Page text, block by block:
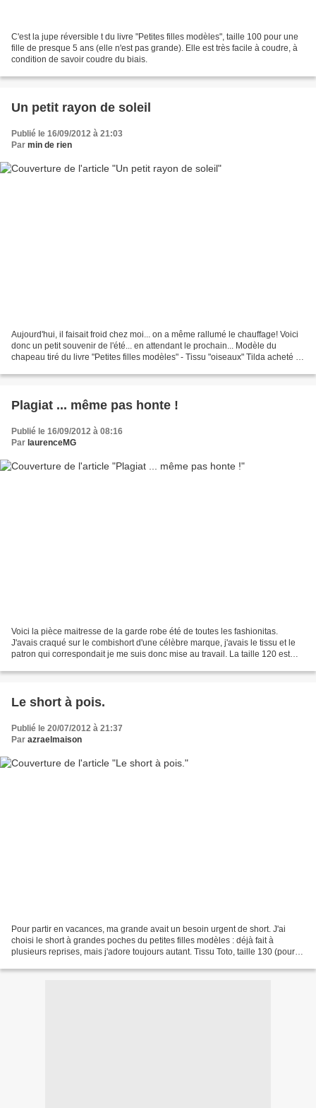
C'est la jupe réversible t du livre "Petites filles modèles", taille 100 pour une
fille de presque 5 ans (elle n'est pas grande). Elle est très facile à coudre, à
condition de savoir coudre du biais.
Un petit rayon de soleil
Publié le 16/09/2012 à 21:03
Par min de rien
Aujourd'hui, il faisait froid chez moi... on a même rallumé le chauffage! Voici
donc un petit souvenir de l'été... en attendant le prochain... Modèle du
chapeau tiré du livre "Petites filles modèles" - Tissu "oiseaux" Tilda acheté ici
Plagiat ... même pas honte !
Publié le 16/09/2012 à 08:16
Par laurenceMG
Voici la pièce maitresse de la garde robe été de toutes les fashionitas.
J'avais craqué sur le combishort d'une célèbre marque, j'avais le tissu et le
patron qui correspondait je me suis donc mise au travail. La taille 120 est
Le short à pois.
Publié le 20/07/2012 à 21:37
Par azraelmaison
Pour partir en vacances, ma grande avait un besoin urgent de short. J'ai
choisi le short à grandes poches du petites filles modèles : déjà fait à
plusieurs reprises, mais j'adore toujours autant. Tissu Toto, taille 130 (pour